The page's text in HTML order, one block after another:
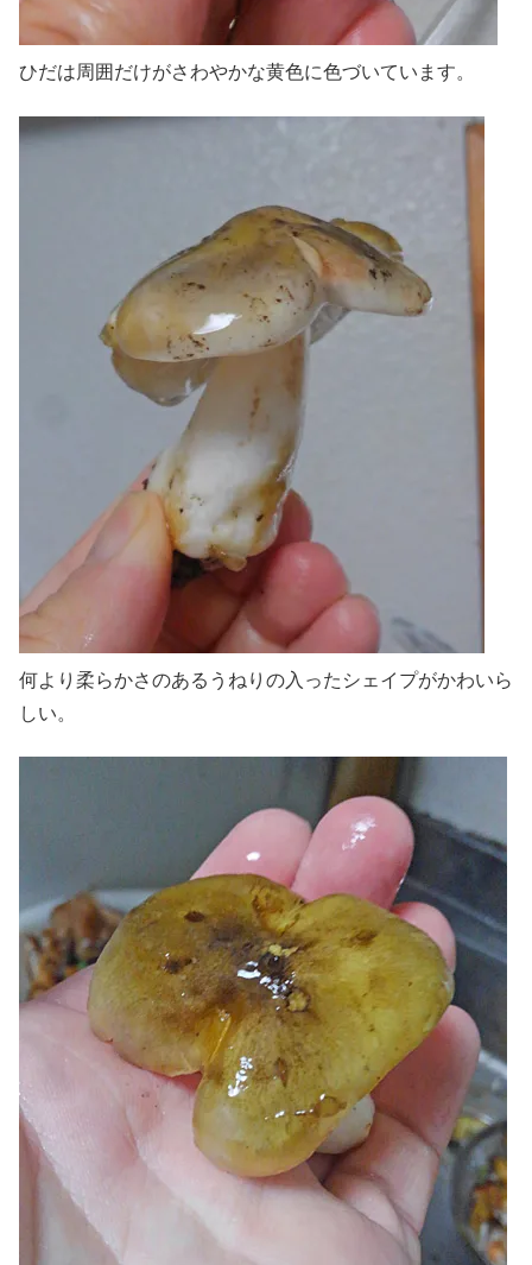
ひだは周囲だけがさわやかな黄色に色づいています。
何より柔らかさのあるうねりの入ったシェイプがかわいら
しい。